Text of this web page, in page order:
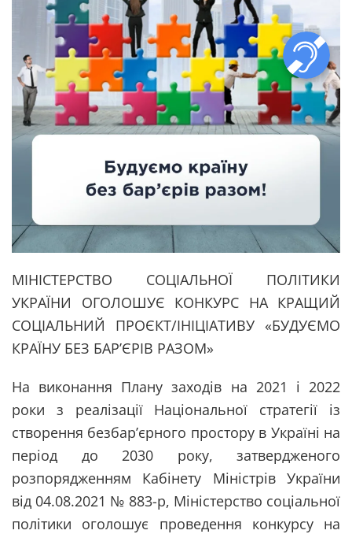
МІНІСТЕРСТВО СОЦІАЛЬНОЇ ПОЛІТИКИ
УКРАЇНИ ОГОЛОШУЄ КОНКУРС НА КРАЩИЙ
СОЦІАЛЬНИЙ ПРОЄКТ/ІНІЦІАТИВУ «БУДУЄМО
КРАЇНУ БЕЗ БАР’ЄРІВ РАЗОМ»
На виконання Плану заходів на 2021 і 2022
роки з реалізації Національної стратегії із
створення безбар’єрного простору в Україні на
період до 2030 року, затвердженого
розпорядженням Кабінету Міністрів України
від 04.08.2021 № 883-р, Міністерство соціальної
політики оголошує проведення конкурсу на